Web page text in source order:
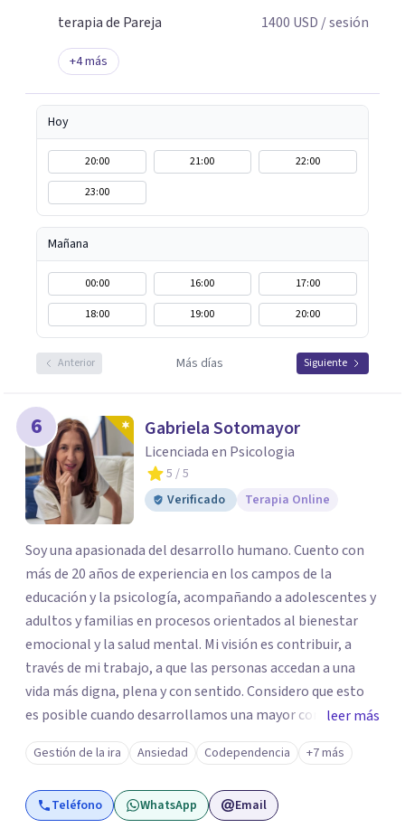
terapia de Pareja
1400 USD / sesión
+4más
Hoy
20:00 21:00
22:00
23:00
Mañana
00:00 16:00
17:00
18:00
19:00 20:00
Anterior Más días Siguiente
6 Gabriela Sotomayor
Licenciada en Psicologia
5 / 5
Verificado
Terapia Online
Soy una apasionada del desarrollo humano. Cuento con
más de 20 años de experiencia en los campos de la
educación y la psicología, acompañando a adolescentes y
adultos y familias en procesos orientados al bienestar
emocional y la salud mental. Mi visión es contribuir, a
través de mi trabajo, a que las personas accedan a una
vida más digna, plena y con sentido. Considero que esto
es posible cuando desarrollamos una mayor conciencia
de nuestro mundo interior y de la manera en que nuestras
experiencias influyen en nuestra forma de sentir, pensar y
relacionarnos. Mi misión es ofrecer un espacio de
acompañamiento en salud mental basado en la
leer más
Gestión de la ira Ansiedad Codependencia +7 más
Teléfono WhatsApp Email